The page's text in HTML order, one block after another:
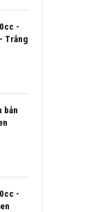
-
Trắng
bản
-